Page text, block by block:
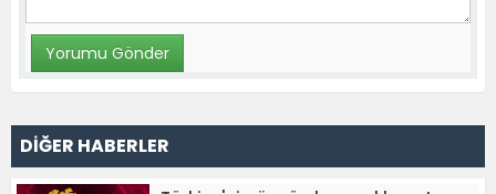
DİĞER HABERLER